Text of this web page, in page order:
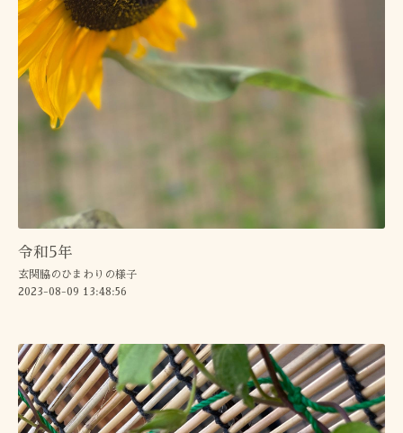
令和5年
玄関脇のひまわりの様子
2023-08-09 13:48:56